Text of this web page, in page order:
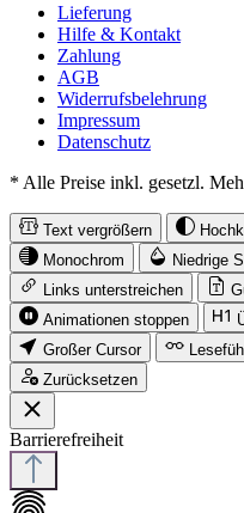
Lieferung
Hilfe & Kontakt
Zahlung
AGB
Widerrufsbelehrung
Impressum
Datenschutz
* Alle Preise inkl. gesetzl.
Text vergrößern
Monochrom
Niedrige
Links unterstreichen
Animationen stoppen
Großer Cursor
Zurücksetzen
Barrierefreiheit